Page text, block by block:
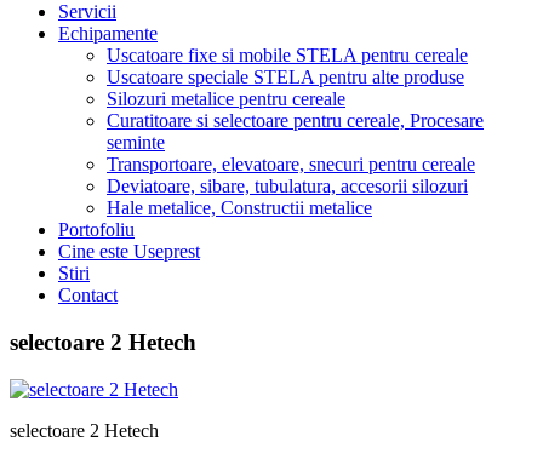
Servicii
Echipamente
Uscatoare fixe si mobile STELA pentru cereale
Uscatoare speciale STELA pentru alte produse
Silozuri metalice pentru cereale
Curatitoare si selectoare pentru cereale, Procesare
seminte
Transportoare, elevatoare, snecuri pentru cereale
Deviatoare, sibare, tubulatura, accesorii silozuri
Hale metalice, Constructii metalice
Portofoliu
Cine este Useprest
Stiri
Contact
selectoare 2 Hetech
selectoare 2 Hetech